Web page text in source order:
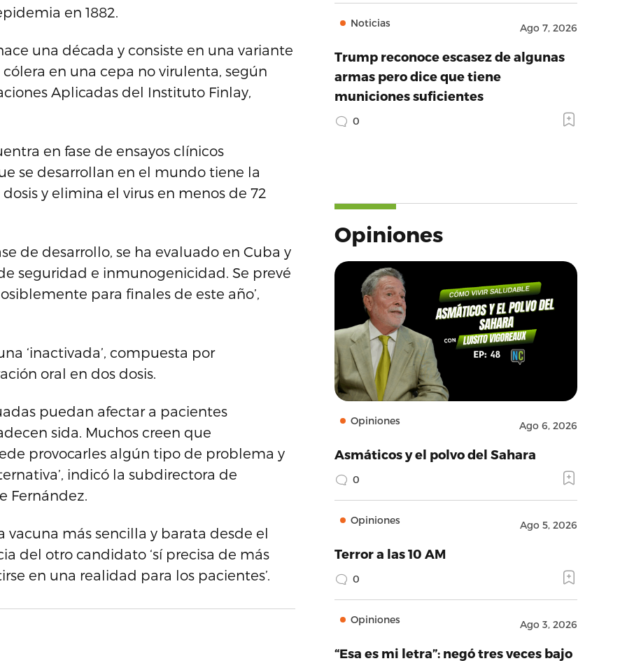
en 1882.
una década y consiste en una variante
en una cepa no virulenta, según
Aplicadas del Instituto Finlay,
en fase de ensayos clínicos
se desarrollan en el mundo tiene la
y elimina el virus en menos de 72
de desarrollo, se ha evaluado en Cuba y
seguridad e inmunogenicidad. Se prevé
para finales de este año’,
‘inactivada’, compuesta por
oral en dos dosis.
puedan afectar a pacientes
sida. Muchos creen que
provocarles algún tipo de problema y
indicó la subdirectora de
Fernández.
vacuna más sencilla y barata desde el
del otro candidato ‘sí precisa de más
en una realidad para los pacientes’.
Noticias Ago 7, 2026
Trump reconoce escasez de algunas
armas pero dice que tiene
municiones suficientes
0
Opiniones
Opiniones Ago 6, 2026
Asmáticos y el polvo del Sahara
0
Opiniones Ago 5, 2026
Terror a las 10 AM
0
Opiniones Ago 3, 2026
“Esa es mi letra”: negó tres veces bajo